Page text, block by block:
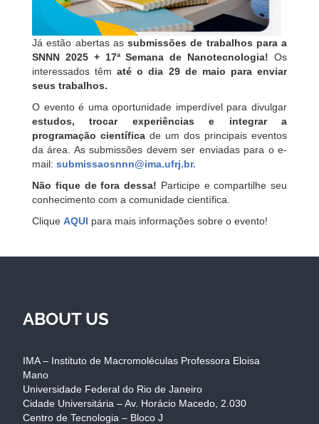
Já estão abertas as submissões de trabalhos para a
SNNN 2025 + 17ª Semana de Nanotecnologia! Os
interessados têmaté o dia 29 de maio para enviar
seus trabalhos.
O evento é uma oportunidade imperdível para divulgar
estudos, trocar experiências e integrar a
programação científica de um dos principais eventos
da área. As submissões devem ser enviadas para o e-
mail: submissaosnnn@ima.ufrj.br.
Não fique de fora dessa! Participe e compartilhe seu
conhecimento com a comunidade científica.
Clique AQUI para mais informações sobre o evento!
ABOUT US
IMA – Instituto de Macromoléculas Professora Eloisa
Mano
Universidade Federal do Rio de Janeiro
Cidade Universitária – Av. Horácio Macedo, 2.030
Centro de Tecnologia – Bloco J